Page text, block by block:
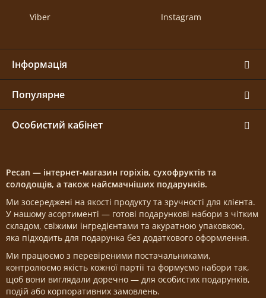
Viber Instagram
Інформація
Популярне
Особистий кабінет
Pecan — інтернет-магазин горіхів, сухофруктів та
солодощів, а також найсмачніших подарунків.
Ми зосереджені на якості продукту та зручності для клієнта.
У нашому асортименті — готові подарункові набори з чітким
складом, свіжими інгредієнтами та акуратною упаковкою,
яка підходить для подарунка без додаткового оформлення.
Ми працюємо з перевіреними постачальниками,
контролюємо якість кожної партії та формуємо набори так,
щоб вони виглядали доречно — для особистих подарунків,
подій або корпоративних замовлень.